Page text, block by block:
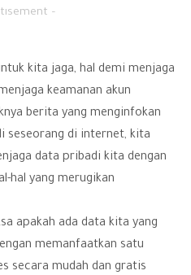
–
kita jaga, hal demi menjaga
keamanan akun
berita yang menginfokan
seseorang di internet, kita
data pribadi kita dengan
hal yang merugikan
apakah ada data kita yang
memanfaatkan satu
secara mudah dan gratis